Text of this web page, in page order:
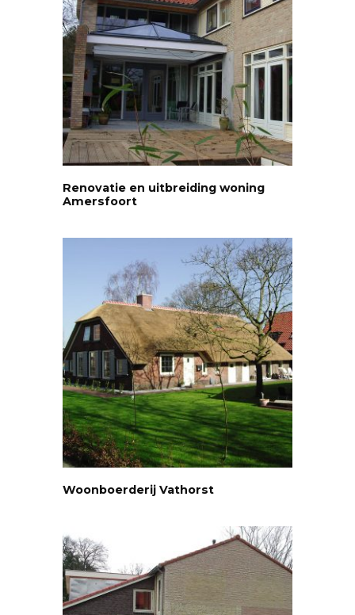
Renovatie en uitbreiding woning
Amersfoort
Woonboerderij Vathorst